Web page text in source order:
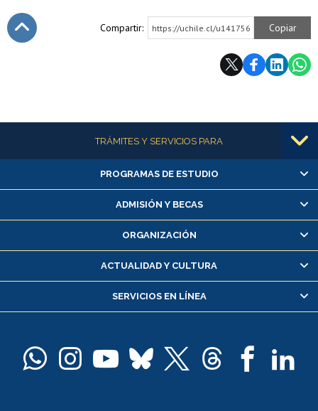
Compartir: https://uchile.cl/u141756 Copiar
Más informaciónTRÁMITES Y SERVICIOS PARA
Alumnas/os y exalumnas/os
Matrícula en línea
Inscripción y cambio de asignaturas
Consulta y certificado de notas
Servicio médico y dental
Pago de arancel y crédito alumnos
Docentes
PROGRAMAS DE ESTUDIO
ADMISIÓN Y BECAS
ORGANIZACIÓN
ACTUALIDAD Y CULTURA
SERVICIOS EN LÍNEA